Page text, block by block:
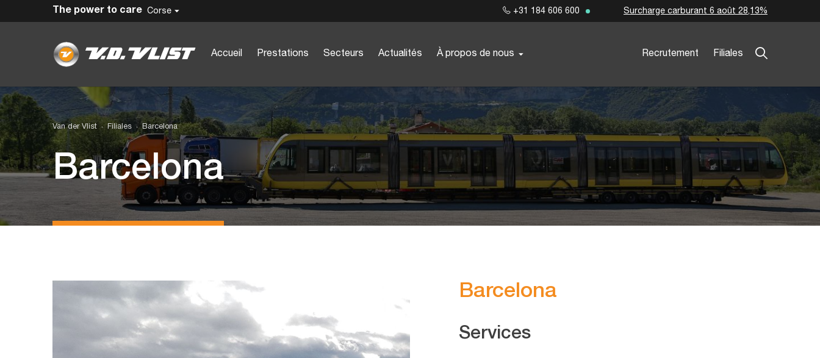
Corse
Accueil Prestations Secteurs Actualités À propos de nous Recrutement Filiales
The power to care +31 184 606 600 Surcharge carburant 6 août 28,13%
Van der Vlist Filiales Barcelona
Barcelona
Barcelona
Services